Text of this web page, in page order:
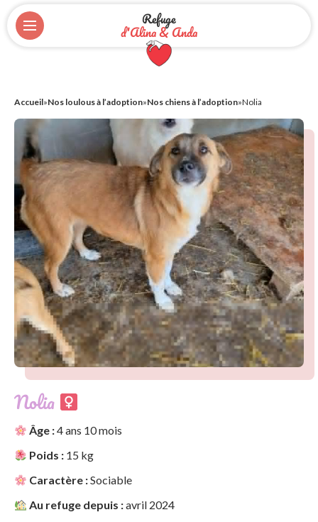
Refuge
d'Alina & Anda
Accueil»Nos loulous à l’adoption»Nos chiens à l’adoption»Nolia
Nolia
Âge :4 ans 10 mois
Poids : 15 kg
Caractère :Sociable
Au refuge depuis :avril 2024